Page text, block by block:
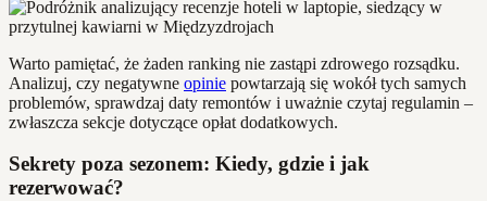
Warto pamiętać, że żaden ranking nie zastąpi zdrowego rozsądku.
Analizuj, czy negatywne opinie powtarzają się wokół tych samych
problemów, sprawdzaj daty remontów i uważnie czytaj regulamin –
zwłaszcza sekcje dotyczące opłat dodatkowych.
Sekrety poza sezonem: Kiedy, gdzie i jak
rezerwować?